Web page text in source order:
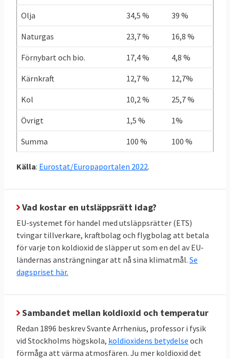
toe
toe
Källor: Klicka på länkarna i tabellen för att se
källa.
Grekland redan i mål
I graf 1 nedan framgår att Grekland som
enda land redan uppnått sitt klimatmål när
det gäller de skarpa ESR-målen. Sverige
ligger på trettonde plats i den ligan. I botten
återfinns Malta, Cypern och Bulgarien.
Olja 34,5 % 39 %
Naturgas 23,7 % 16,8 %
Förnybart och bio. 17,4 % 4,8 %
Kärnkraft 12,7 % 12,7%
Kol 10,2 % 25,7 %
Övrigt 1,5 % 1%
Summa 100 % 100 %
Källa: Eurostat/Europaportalen 2022.
Vad kostar en utsläppsrätt idag?
EU-systemet för handel med utsläppsrätter (ETS)
tvingar tillverkare, kraftbolag och flygbolag att betala
för varje ton koldioxid de släpper ut som en del av EU-
ländernas ansträngningar att nå sina klimatmål. Se
dagspriset här.
Sambandet mellan koldioxid och temperatur
Redan 1896 beskrev Svante Arrhenius, professor i fysik
vid Stockholms högskola, koldioxidens betydelse och
förmåga att värma atmosfären. Ju mer koldioxid det